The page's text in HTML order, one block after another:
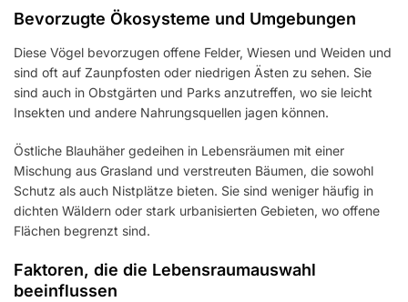
Bevorzugte Ökosysteme und Umgebungen
Diese Vögel bevorzugen offene Felder, Wiesen und Weiden und
sind oft auf Zaunpfosten oder niedrigen Ästen zu sehen. Sie
sind auch in Obstgärten und Parks anzutreffen, wo sie leicht
Insekten und andere Nahrungsquellen jagen können.
Östliche Blauhäher gedeihen in Lebensräumen mit einer
Mischung aus Grasland und verstreuten Bäumen, die sowohl
Schutz als auch Nistplätze bieten. Sie sind weniger häufig in
dichten Wäldern oder stark urbanisierten Gebieten, wo offene
Flächen begrenzt sind.
Faktoren, die die Lebensraumauswahl
beeinflussen